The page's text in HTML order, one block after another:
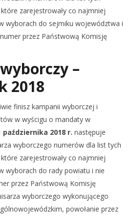
zarejestrowały co najmniej
wyborach do sejmiku województwa i
przez Państwową Komisję
–
2018
finisz kampanii wyborczej i
w wyścigu o mandaty w
października 2018 r. następuje
wyborczego numerów dla list tych
zarejestrowały co najmniej
wyborach do rady powiatu i nie
przez Państwową Komisję
wyborczego wykonującego
powołanie przez